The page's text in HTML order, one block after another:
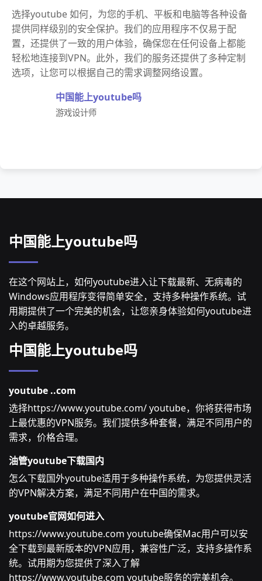
选择youtube 如何，为您的手机、平板和电脑等各种设备
提供同样级别的安全保护。我们的应用程序不仅易于配
置，还提供了一致的用户体验，确保您在任何设备上都能
轻松地连接到VPN。此外，我们的服务还提供了多种定制
选项，让您可以根据自己的需求调整网络设置。
中国能上youtube吗
游戏设计师
中国能上youtube吗
在这个网站上，如何youtube进入让下载最新、无病毒的
Windows应用程序变得简单安全，支持多种操作系统。试
用期提供了一个完美的机会，让您亲身体验如何youtube进
入的卓越服务。
中国能上youtube吗
youtube ..com
选择https://www.youtube.com/ youtube，你将获得市场
上最优惠的VPN服务。我们提供多种套餐，满足不同用户的
需求，价格合理。
油管youtube下载国内
怎么下载国外youtube适用于多种操作系统，为您提供灵活
的VPN解决方案，满足不同用户在中国的需求。
youtube官网如何进入
https://www.youtube.com youtube确保Mac用户可以安
全下载到最新版本的VPN应用，兼容性广泛，支持多操作系
统。试用期为您提供了深入了解
https://www.youtube.com youtube服务的完美机会。